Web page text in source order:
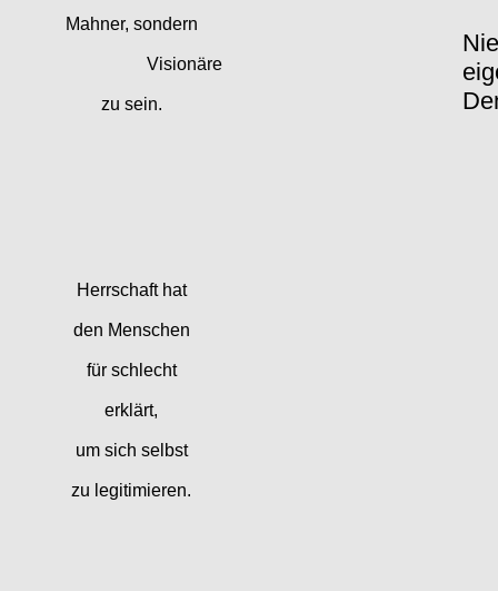
Mahner, sondern
Visionäre
zu sein.
Herrschaft hat
den Menschen
für schlecht
erklärt,
um sich selbst
zu legitimieren.